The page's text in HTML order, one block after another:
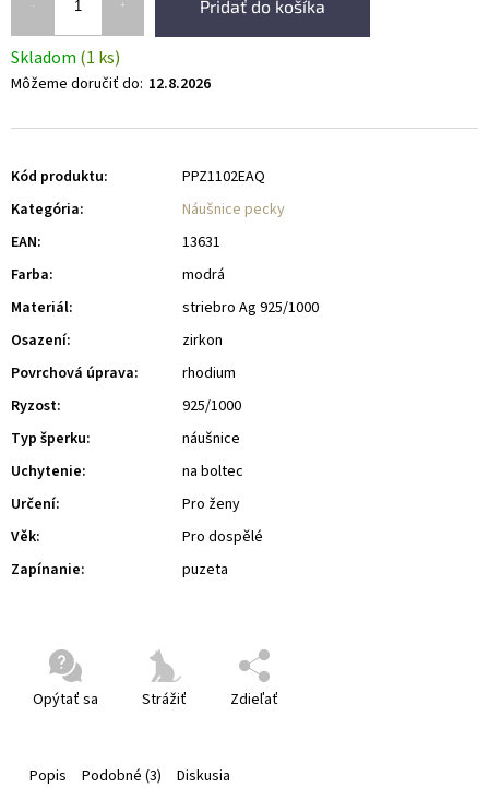
Pridať do košíka
Skladom (1 ks)
Môžeme doručiť do: 12.8.2026
Opýtať sa Strážiť Zdieľať
Kód produktu:
PPZ1102EAQ
Kategória:
Náušnice pecky
EAN:
13631
Farba:
modrá
Materiál:
striebro Ag 925/1000
Osazení:
zirkon
Povrchová úprava:
rhodium
Ryzost:
925/1000
Typ šperku:
náušnice
Uchytenie:
na boltec
Určení:
Pro ženy
Věk:
Pro dospělé
Zapínanie: puzeta
Popis Podobné (3) Diskusia